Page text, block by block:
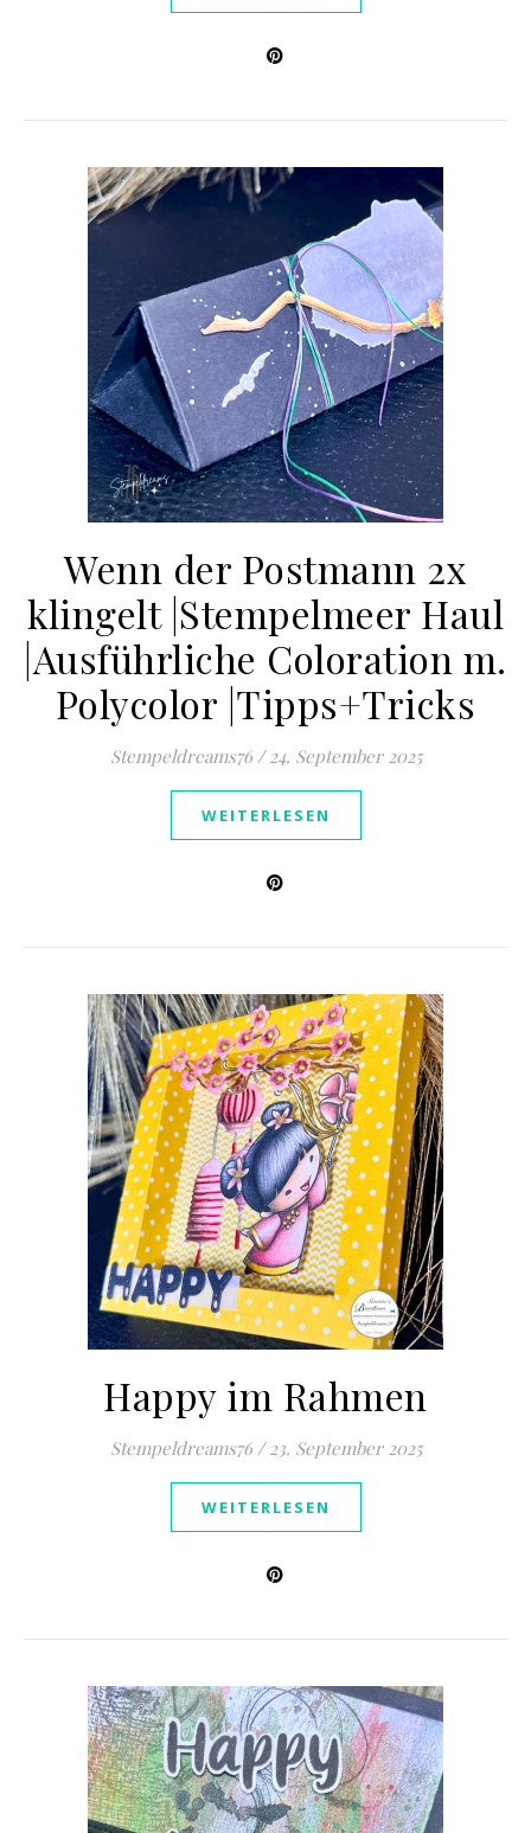
Wenn der Postmann 2x
klingelt |Stempelmeer Haul
|Ausführliche Coloration m.
Polycolor |Tipps+Tricks
Stempeldreams76 / 24. September 2025
WEITERLESEN
Happy im Rahmen
Stempeldreams76 / 23. September 2025
WEITERLESEN